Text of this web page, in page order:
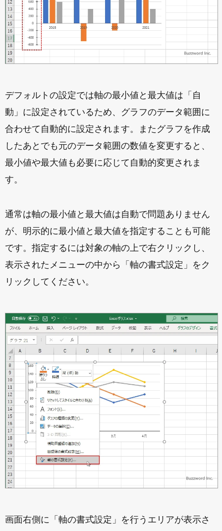
デフォルトの設定では軸の最小値と最大値は「自
動」に設定されているため、グラフのデータ範囲に
合わせて自動的に設定されます。またグラフを作成
したあとでも元のデータ範囲の数値を変更すると、
最小値や最大値も必要に応じて自動的変更されま
す。
通常は軸の最小値と最大値は自動で問題ありません
が、明示的に最小値と最大値を指定することも可能
です。指定するには対象の軸の上で右クリックし、
表示されたメニューの中から「軸の書式設定」をク
リックしてください。
画面右側に「軸の書式設定」を行うエリアが表示さ